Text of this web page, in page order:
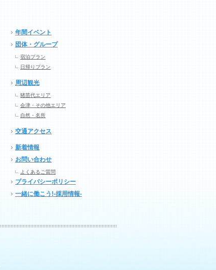
年間イベント
団体・グループ
宿泊プラン
日帰りプラン
周辺観光
猪苗代エリア
会津・その他エリア
自然・名所
交通アクセス
新着情報
お問い合わせ
よくあるご質問
プライバシーポリシー
一緒に働こう!-採用情報-